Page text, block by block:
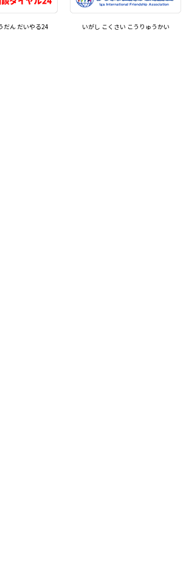
だん だいやる24 いがし こくさい こうりゅうかい